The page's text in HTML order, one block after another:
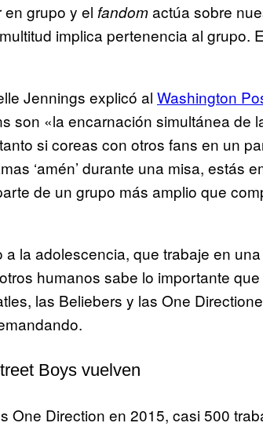
grupo y el fandomactúa sobre
implica pertenencia al grupo.
Jennings explicó al Washington
son «la encarnación simultánea de
si coreas con otros fans en un
‘amén’ durante una misa, estás
de un grupo más amplio que
la adolescencia, que trabaje en
humanos sabe lo importante
las Beliebers y las One
Boys vuelven
One Direction en 2015, casi 500